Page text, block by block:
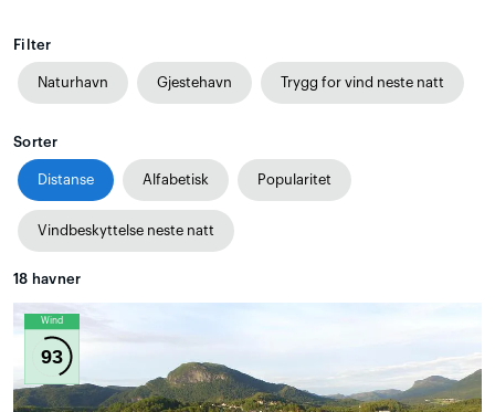
Filter
Naturhavn Gjestehavn Trygg for vind neste natt
Sorter
Distanse Alfabetisk Popularitet
Vindbeskyttelse neste natt
18 havner
Wind
93